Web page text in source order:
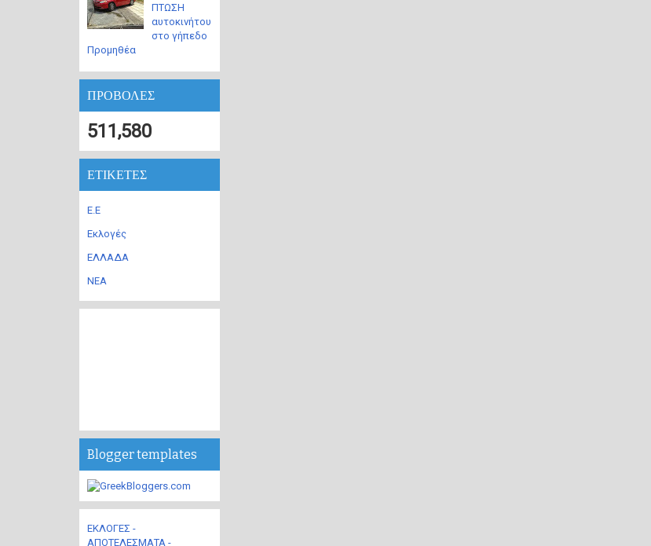
ΠΤΩΣΗ
αυτοκινήτου
στο γήπεδο
Προμηθέα
ΠΡΟΒΟΛΕΣ
511,580
ΕΤΙΚΕΤΕΣ
Ε.Ε
Εκλογές
ΕΛΛΑΔΑ
ΝΕΑ
Blogger templates
ΕΚΛΟΓΕΣ -
ΑΠΟΤΕΛΕΣΜΑΤΑ -